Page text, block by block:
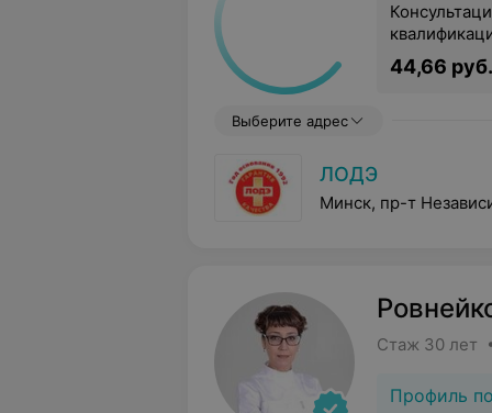
44,66 руб.
Выберите адрес
ЛОДЭ
Минск, пр-т
Стаж 30 лет
Профиль